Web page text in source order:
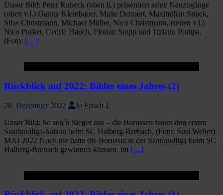
Unser Bild: Peter Rubeck (oben li.) präsentiert seine Neuzugänge
(oben v.l.) Danny Kleinbauer, Malte Dennert, Maximilian Strack,
Silas Christmann, Michael Müller, Nico Christmann, (unten v.l.)
Nico Purket, Cedric Hauch, Florian Stopp und Tiziano Pompa.
(Foto: […]
Rückblick auf 2022: Bilder eines Jahres (2)
28. Dezember 2022 Jo Frisch 1
Unser Bild: So seh´n Sieger aus – die Borussen feiern den ersten
Saarlandliga-Saison beim SC Halberg-Brebach. (Foto: Susi Welter)
MAI 2022 Noch nie hatte die Borussia in der Saarlandliga beim SC
Halberg-Brebach gewinnen können, im […]